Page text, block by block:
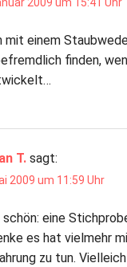
2009 um 15:41 Uhr
mit einem
finden,
T. sagt:
2009 um 11:59 Uhr
eine
es hat vielmehr
zu tun.